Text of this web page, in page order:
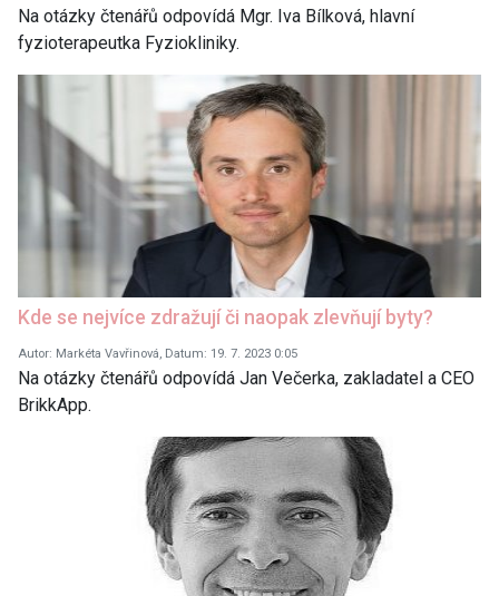
Na otázky čtenářů odpovídá Mgr. Iva Bílková, hlavní
fyzioterapeutka Fyziokliniky.
Kde se nejvíce zdražují či naopak zlevňují byty?
Autor: Markéta Vavřinová, Datum: 19. 7. 2023 0:05
Na otázky čtenářů odpovídá Jan Večerka, zakladatel a CEO
BrikkApp.